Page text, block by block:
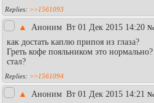
>>1561093
▲ Аноним Вт 01 Дек 2015 14:20
как достать каплю припоя из глаза?
Греть кофе пояльником это
стал?
>>1561094
▲ Аноним Вт 01 Дек 2015 14:21